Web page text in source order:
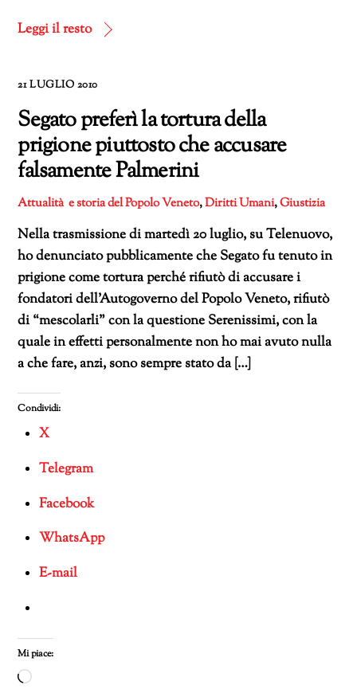
corso…
Leggi il resto
21 LUGLIO 2010
Segato preferì la tortura della
prigione piuttosto che accusare
falsamente Palmerini
Attualità e storia del Popolo Veneto,Diritti Umani,Giustizia
Nella trasmissione di martedì 20 luglio, su Telenuovo,
ho denunciato pubblicamente che Segato fu tenuto in
prigione come tortura perché rifiutò di accusare i
fondatori dell’Autogoverno del Popolo Veneto, rifiutò
di “mescolarli” con la questione Serenissimi, con la
quale in effetti personalmente non ho mai avuto nulla
a che fare, anzi, sono sempre stato da […]
Condividi:
X
Telegram
Facebook
WhatsApp
E-mail
Mi piace:
Caricamento